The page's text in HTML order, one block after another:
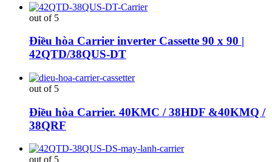
out of 5
Điều hòa Carrier inverter Cassette 90 x 90 |
42QTD/38QUS-DT
out of 5
Điều hòa Carrier. 40KMC / 38HDF &40KMQ /
38QRF
out of 5